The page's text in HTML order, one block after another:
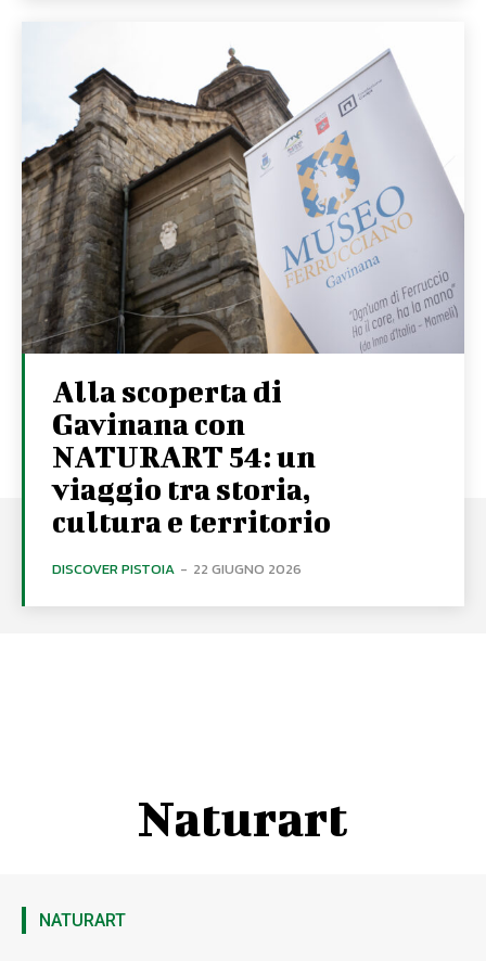
Alla scoperta di
Gavinana con
NATURART 54: un
viaggio tra storia,
cultura e territorio
DISCOVER PISTOIA - 22 GIUGNO 2026
Naturart
NATURART